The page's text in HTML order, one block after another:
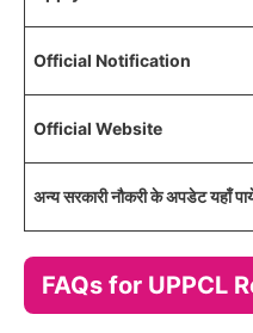
Official Notification
Official Website
अन्य सरकारी नौकरी के अपडेट यहाँ
FAQs for UPPCL